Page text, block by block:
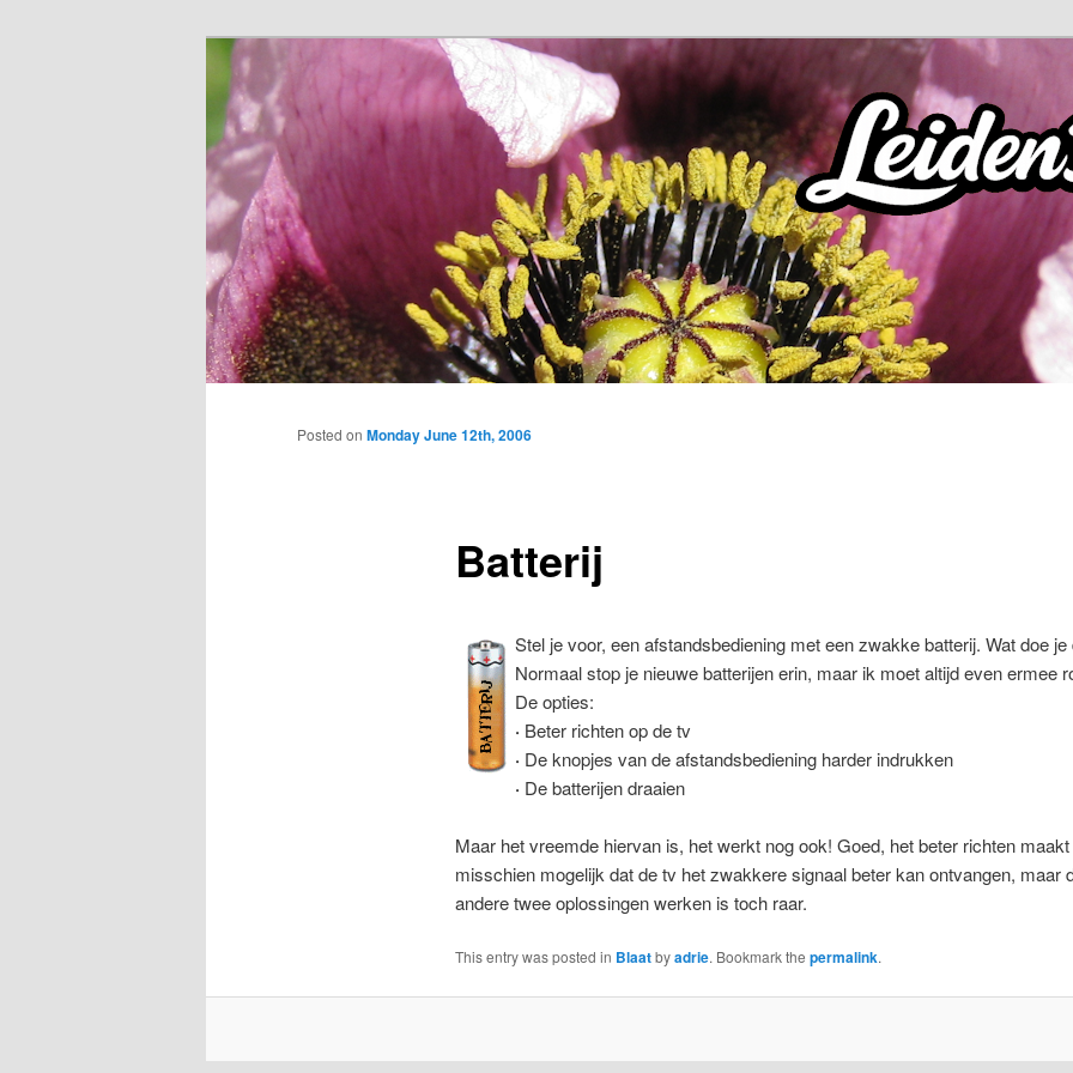
Batterij
Posted on Monday June 12th, 2006
Stel je voor, een afstandsbediening met een zwakke batterij. Wat doe je
Normaal stop je nieuwe batterijen erin, maar ik moet altijd even ermee
De opties:
· Beter richten op de tv
· De knopjes van de afstandsbediening harder indrukken
· De batterijen draaien
Maar het vreemde hiervan is, het werkt nog ook! Goed, het beter richten
misschien mogelijk dat de tv het zwakkere signaal beter kan ontvangen, maar
andere twee oplossingen werken is toch raar.
This entry was posted in Blaatbyadrie. Bookmark the permalink.